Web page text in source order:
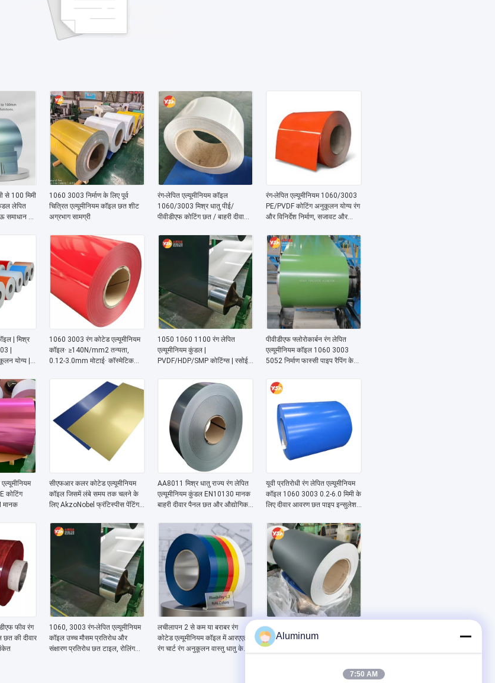
से 100 मिमी
लेपित
समाधान के
1060 3003 निर्माण के लिए पूर्व
चित्रित एल्यूमीनियम कॉइल छत शीट
अग्रभाग सामग्री
रंग-लेपित एल्यूमीनियम कॉइल
1060/3003 मिश्र धातु पीई/
पीवीडीएफ कोटिंग छत / बाहरी दीवारों /
रंग-लेपित एल्यूमीनियम 1060/3003
PE/PVDF कोटिंग अनुकूलन योग्य रंग
और विनिर्देश निर्माण, सजावट और
| मिश्र
|
योग्य |
1060 3003 रंग कोटेड एल्यूमीनियम
कॉइल∙ ≥140N/mm2 तन्यता,
0.12-3.0mm मोटाई∙ कॉस्मेटिक
1050 1060 1100 रंग लेपित
एल्यूमीनियम कुंडल |
PVDF/HDP/SMP कोटिंग्स | रसोई
पीवीडीएफ फ्लोरोकार्बन रंग लेपित
एल्यूमीनियम कॉइल 1060 3003
5052 निर्माण फास्सी पाइप रैपिंग के
कोटिंग
मानक
सीएफआर कलर कोटेड एल्यूमीनियम
कॉइल जिसमें लंबे समय तक चलने के
लिए AkzoNobel फ्रंटिस्पीस पेंटिंग
AA8011 मिश्र धातु राज्य रंग लेपित
एल्यूमीनियम कुंडल EN10130 मानक
बाहरी दीवार पैनल छत और औद्योगिक
यूवी प्रतिरोधी रंग लेपित एल्यूमीनियम
कॉइल 1060 3003 0.2-6.0 मिमी के
लिए दीवार आवरण छत पाइप इन्सुलेशन
फीव रंग
की दीवार
1060, 3003 रंग-लेपित एल्यूमीनियम
कॉइल उच्च मौसम प्रतिरोध और
संक्षारण प्रतिरोध छत टाइल, रोलिंग
लचीलापन 2 से कम या बराबर रंग
कोटेड एल्यूमीनियम कॉइल में आरएएल
रंग चार्ट रंग अनुकूलन वास्तु धातु के
1000 3000 0.3-3.0 मिमी छत
टाइल और छत के लिए रंग लेपित
एल्यूमीनियम कॉइल
Aluminum
7:50 AM